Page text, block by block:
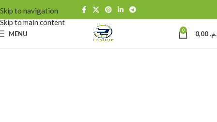
Skip to navigation
Skip to main content
MENU 0